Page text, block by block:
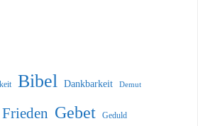
Bibel Dankbarkeit Demut
Frieden Gebet Geduld